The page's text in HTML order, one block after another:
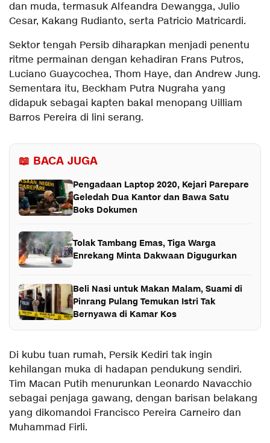
dan muda, termasuk Alfeandra Dewangga, Julio
Cesar, Kakang Rudianto, serta Patricio Matricardi.
Sektor tengah Persib diharapkan menjadi penentu
ritme permainan dengan kehadiran Frans Putros,
Luciano Guaycochea, Thom Haye, dan Andrew Jung.
Sementara itu, Beckham Putra Nugraha yang
didapuk sebagai kapten bakal menopang Uilliam
Barros Pereira di lini serang.
📖 BACA JUGA
Pengadaan Laptop 2020, Kejari Parepare
Geledah Dua Kantor dan Bawa Satu
Boks Dokumen
Tolak Tambang Emas, Tiga Warga
Enrekang Minta Dakwaan Digugurkan
Beli Nasi untuk Makan Malam, Suami di
Pinrang Pulang Temukan Istri Tak
Bernyawa di Kamar Kos
Di kubu tuan rumah, Persik Kediri tak ingin
kehilangan muka di hadapan pendukung sendiri.
Tim Macan Putih menurunkan Leonardo Navacchio
sebagai penjaga gawang, dengan barisan belakang
yang dikomandoi Francisco Pereira Carneiro dan
Muhammad Firli.